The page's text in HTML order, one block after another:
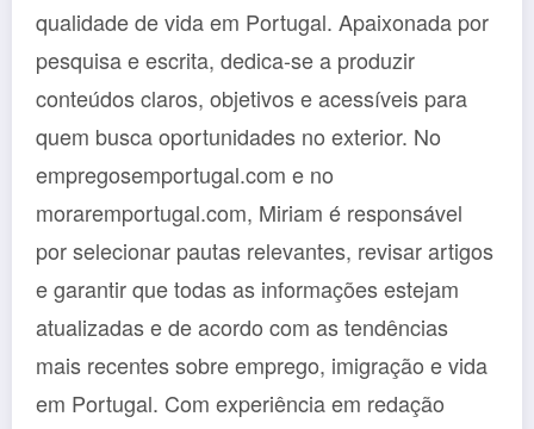
qualidade de vida em Portugal. Apaixonada por
pesquisa e escrita, dedica-se a produzir
conteúdos claros, objetivos e acessíveis para
quem busca oportunidades no exterior. No
empregosemportugal.com e no
moraremportugal.com, Miriam é responsável
por selecionar pautas relevantes, revisar artigos
e garantir que todas as informações estejam
atualizadas e de acordo com as tendências
mais recentes sobre emprego, imigração e vida
em Portugal. Com experiência em redação